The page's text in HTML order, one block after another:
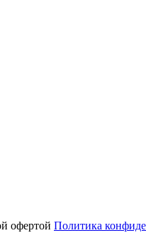
офертой Политика